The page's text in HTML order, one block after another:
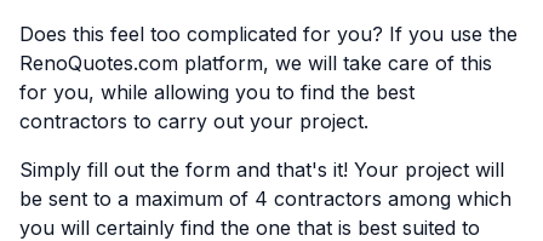
Does this feel too complicated for you? If you use the
RenoQuotes.com platform, we will take care of this
for you, while allowing you to find the best
contractors to carry out your project.
Simply fill out the form and that's it! Your project will
be sent to a maximum of 4 contractors among which
you will certainly find the one that is best suited to